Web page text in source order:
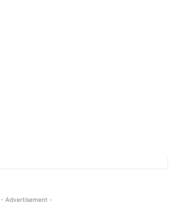
- Advertisement -